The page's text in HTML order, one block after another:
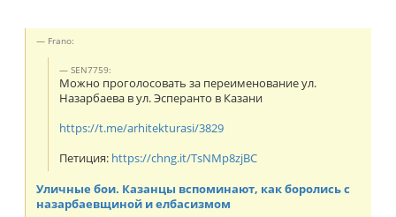
Frano:
SEN7759:
Можно проголосовать за переименование ул.
Назарбаева в ул. Эсперанто в Казани
https://t.me/arhitekturasi/3829
Петиция: https://chng.it/TsNMp8zjBC
Уличные бои. Казанцы вспоминают, как боролись с
назарбаевщиной и елбасизмом